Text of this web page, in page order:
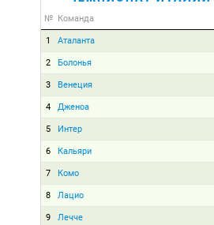
№ Команда
1 Аталанта
2 Болонья
3 Венеция
4 Дженоа
5 Интер
6 Кальяри
7 Комо
8 Лацио
9 Лечче